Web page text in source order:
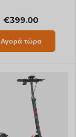
€399.00
Αγορά τώρα